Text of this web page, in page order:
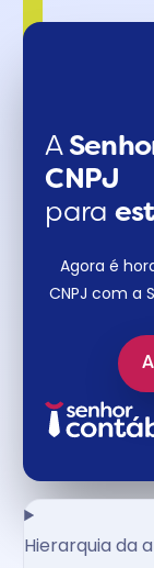
A
CNPJ
para
Agora é
CNPJ com a
Hierarquia da